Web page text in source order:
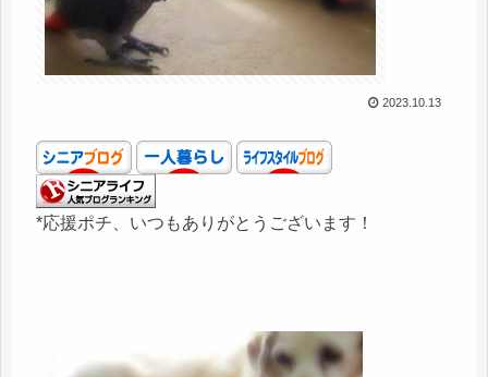
2023.10.13
*応援ポチ、いつもありがとうございます！